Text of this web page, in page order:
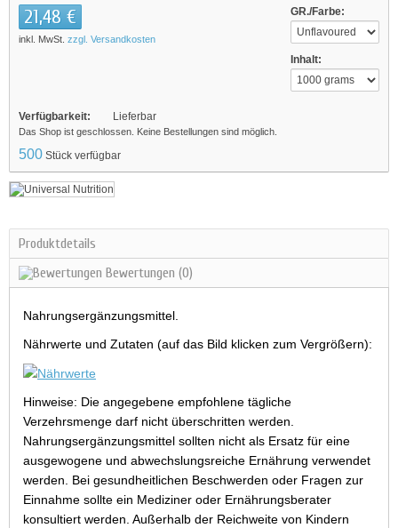
GR./Farbe:
Inhalt:
21,48 €
inkl. MwSt. zzgl. Versandkosten
Verfügbarkeit: Lieferbar
Das Shop ist geschlossen. Keine Bestellungen sind möglich.
500 Stück verfügbar
Produktdetails
Bewertungen (0)
Nahrungsergänzungsmittel.
Nährwerte und Zutaten (auf das Bild klicken zum Vergrößern):
Hinweise: Die angegebene empfohlene tägliche
Verzehrsmenge darf nicht überschritten werden.
Nahrungsergänzungsmittel sollten nicht als Ersatz für eine
ausgewogene und abwechslungsreiche Ernährung verwendet
werden. Bei gesundheitlichen Beschwerden oder Fragen zur
Einnahme sollte ein Mediziner oder Ernährungsberater
konsultiert werden. Außerhalb der Reichweite von Kindern